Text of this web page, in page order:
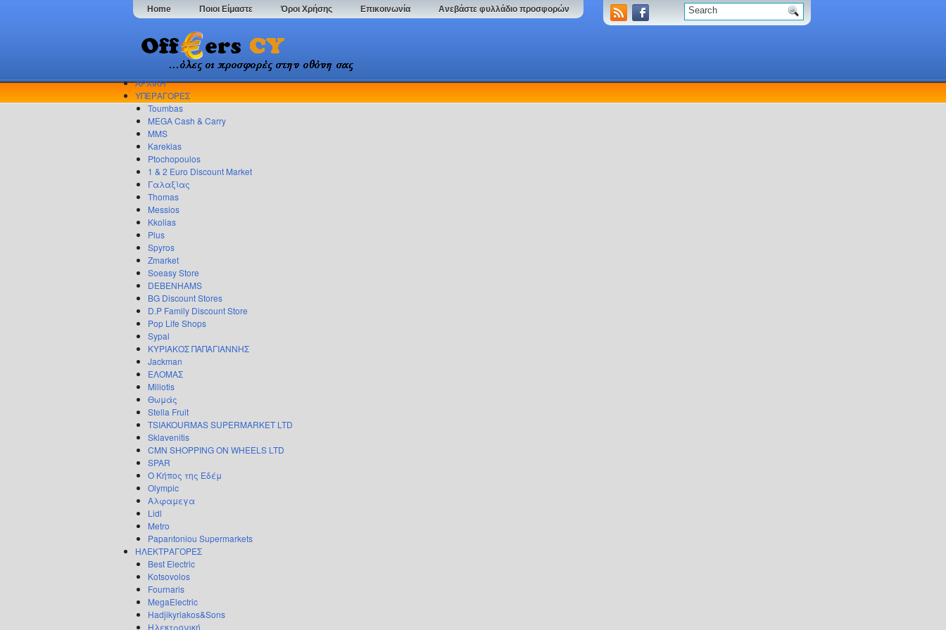
Home Ποιοι Είμαστε Όροι Χρήσης Επικοινωνία Ανεβάστε φυλλάδιο προσφορών
ΑΡΧΙΚΗ
ΥΠΕΡΑΓΟΡΕΣ
Toumbas
MEGA Cash & Carry
MMS
Kareklas
Ptochopoulos
1 & 2 Euro Discount Market
Γαλαξίας
Thomas
Messios
Kkolias
Plus
Spyros
Zmarket
Soeasy Store
DEBENHAMS
BG Discount Stores
D.P Family Discount Store
Pop Life Shops
Sypal
ΚΥΡΙΑΚΟΣ ΠΑΠΑΓΙΑΝΝΗΣ
Jackman
ΕΛΟΜΑΣ
Miliotis
Θωμάς
Stella Fruit
TSIAKOURMAS SUPERMARKET LTD
Sklavenitis
CMN SHOPPING ON WHEELS LTD
SPAR
Ο Κήπος της Εδέμ
Olympic
Αλφαμεγα
Lidl
Metro
Papantoniou Supermarkets
ΗΛΕΚΤΡΑΓΟΡΕΣ
Best Electric
Kotsovolos
Fournaris
MegaElectric
Hadjikyriakos&Sons
Ηλεκτρονική